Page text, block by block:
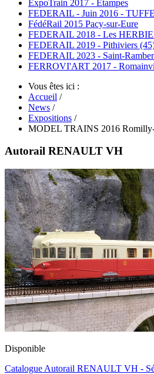
ExpoTrain 2017 - Etampes
FEDERAIL - Juin 2016 - TUFFE
FédéRail 2015 Pacy-sur-Eure
FEDERAIL 2018 - Les
FEDERAIL 2019 - Pithiviers
FEDERAIL 2023 - Saint-
FERROVI'ART 2017 -
Vous êtes ici :
Accueil /
News /
Expositions /
MODEL TRAINS 2016
Autorail RENAULT VH
Disponible
Catalogue Autorail RENAULT VH -